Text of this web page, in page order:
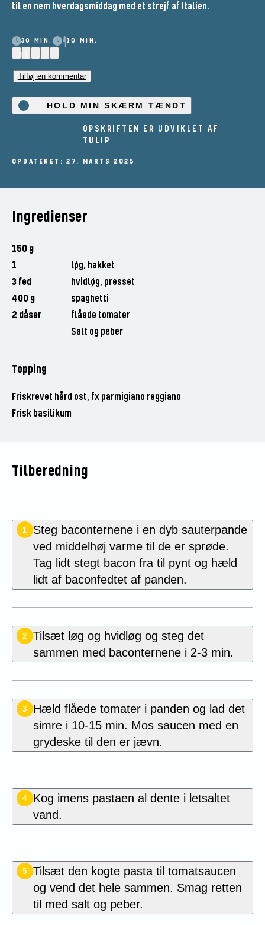
til en nem hverdagsmiddag med et strejf af Italien.
30 MIN.
10 MIN.
(1)
Tilføj en kommentar
HOLD MIN SKÆRM TÆNDT
OPSKRIFTEN ER UDVIKLET AF
TULIP
OPDATERET: 27. MARTS 2025
Ingredienser
150 g
1
løg, hakket
3 fed
hvidløg, presset
400 g
spaghetti
2 dåser
flåede tomater
Salt og peber
Topping
Friskrevet hård ost, fx parmigiano reggiano
Frisk basilikum
Tilberedning
1
Steg baconternene i en dyb sauterpande
ved middelhøj varme til de er sprøde.
Tag lidt stegt bacon fra til pynt og hæld
lidt af baconfedtet af panden.
2
Tilsæt løg og hvidløg og steg det
sammen med baconternene i 2-3 min.
3
Hæld flåede tomater i panden og lad det
simre i 10-15 min. Mos saucen med en
grydeske til den er jævn.
4
Kog imens pastaen al dente i letsaltet
vand.
5
Tilsæt den kogte pasta til tomatsaucen
og vend det hele sammen. Smag retten
til med salt og peber.